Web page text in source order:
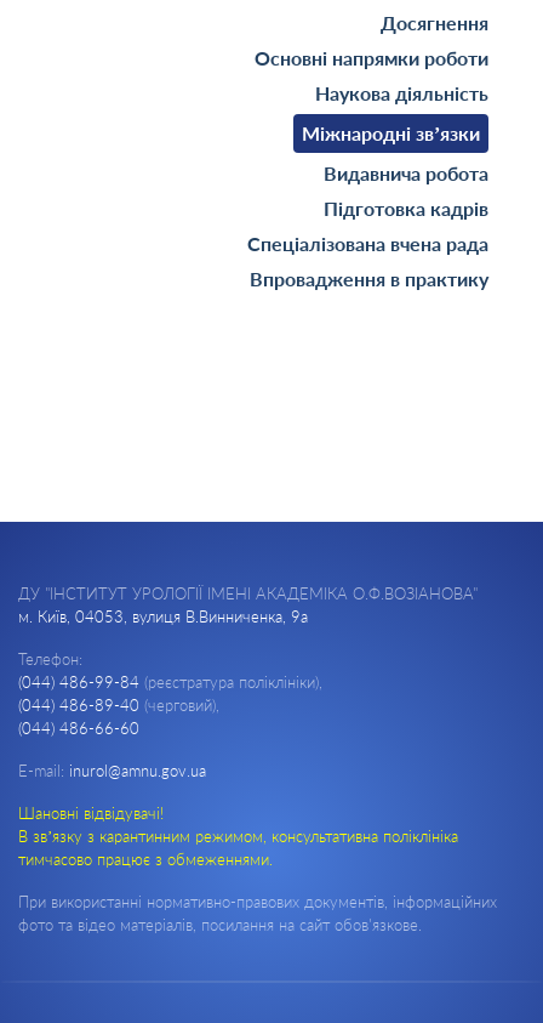
Досягнення
Основні напрямки роботи
Наукова діяльність
Міжнародні зв’язки
Видавнича робота
Підготовка кадрів
Спеціалізована вчена рада
Впровадження в практику
ДУ "ІНСТИТУТ УРОЛОГІЇ ІМЕНІ АКАДЕМІКА О.Ф.ВОЗІАНОВА"
м. Київ, 04053, вулиця В.Винниченка, 9а
Телефон:
(044) 486-99-84 (реєстратура поліклініки),
(044) 486-89-40 (черговий),
(044) 486-66-60
E-mail: inurol@amnu.gov.ua
Шановні відвідувачі!
В зв’язку з карантинним режимом, консультативна поліклініка
тимчасово працює з обмеженнями.
При використанні нормативно-правових документів, інформаційних
фото та відео матеріалів, посилання на сайт обов'язкове.